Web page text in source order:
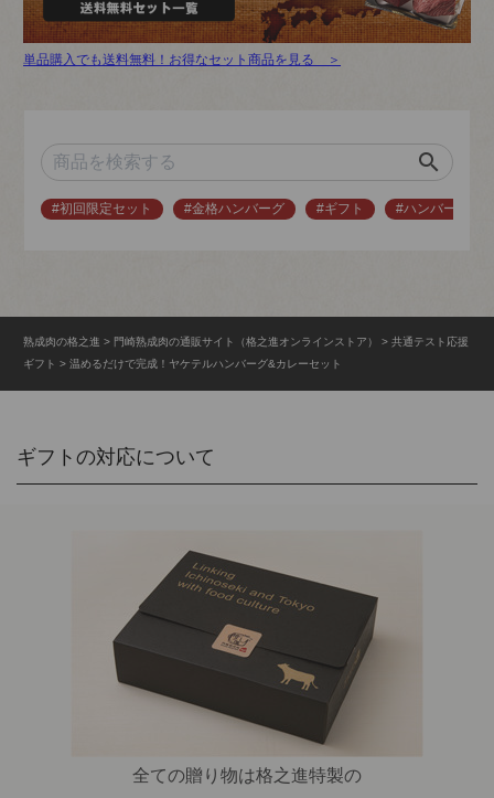
単品購入でも送料無料！お得なセット商品を見る ＞
search
#初回限定セット #金格ハンバーグ #ギフト #ハンバーグ
熟成肉の格之進 門崎熟成肉の通販サイト（格之進オンラインストア）
共通テスト応援
ギフト
温めるだけで完成！ヤケテルハンバーグ&カレーセット
ギフトの対応について
全ての贈り物は格之進特製の